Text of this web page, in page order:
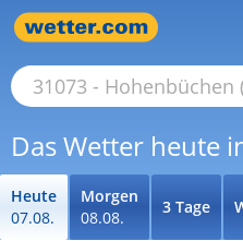
Das Wetter heute
Heute
07.08.
Morgen
08.08.
3 Tage